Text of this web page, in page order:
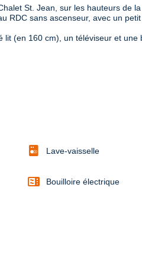
St. Jean, sur les hauteurs de
RDC sans ascenseur, avec un
(en 160 cm), un téléviseur et une
Lave-vaisselle
microwave Bouilloire électrique